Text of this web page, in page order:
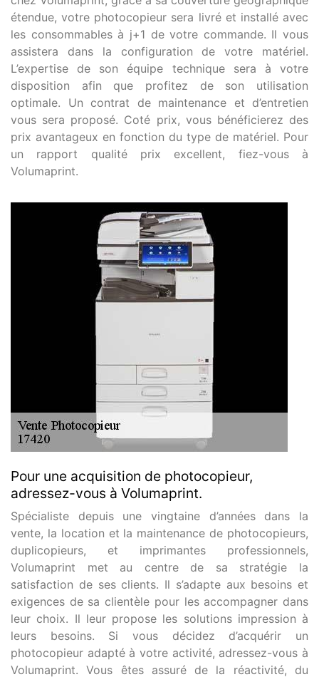
étendue, votre photocopieur sera livré et installé avec
les consommables à j+1 de votre commande. Il vous
assistera dans la configuration de votre matériel.
L’expertise de son équipe technique sera à votre
disposition afin que profitez de son utilisation
optimale. Un contrat de maintenance et d’entretien
vous sera proposé. Coté prix, vous bénéficierez des
prix avantageux en fonction du type de matériel. Pour
un rapport qualité prix excellent, fiez-vous à
Volumaprint.
Pour une acquisition de photocopieur,
adressez-vous à Volumaprint.
Spécialiste depuis une vingtaine d’années dans la
vente, la location et la maintenance de photocopieurs,
duplicopieurs, et imprimantes professionnels,
Volumaprint met au centre de sa stratégie la
satisfaction de ses clients. Il s’adapte aux besoins et
exigences de sa clientèle pour les accompagner dans
leur choix. Il leur propose les solutions impression à
leurs besoins. Si vous décidez d’acquérir un
photocopieur adapté à votre activité, adressez-vous à
Volumaprint. Vous êtes assuré de la réactivité, du